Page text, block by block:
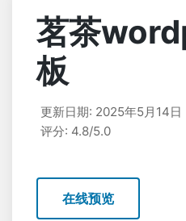
茗茶
板
更新日期: 2025年5月14日
评分: 4.8/5.0
在线预览